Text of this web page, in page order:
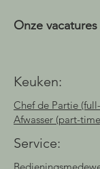
Onze vacatures
Keuken:
Chef de Partie
Afwasser (part-
Service: